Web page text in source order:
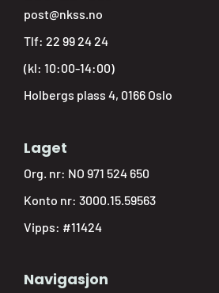
post@nkss.no
Tlf: 22 99 24 24
(kl: 10:00-14:00)
Holbergs plass 4, 0166 Oslo
Laget
Org. nr: NO 971 524 650
Konto nr: 3000.15.59563
Vipps: #11424
Navigasjon